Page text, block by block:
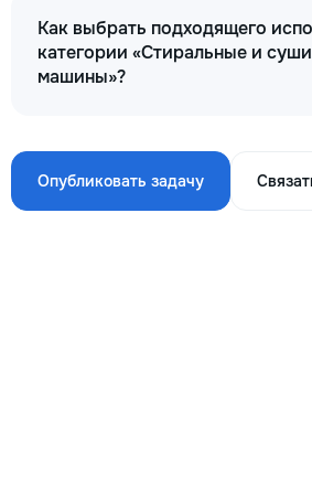
Как выбрать подходящего
категории «Стиральные и
машины»?
Опубликовать задачу